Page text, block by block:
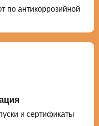
по антикоррозийной
и сертификаты